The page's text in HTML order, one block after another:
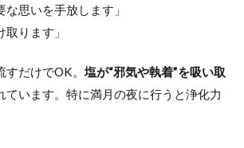
な思いを手放します」
取ります」
すだけでOK。塩が“邪気や執着”を吸い取
ています。特に満月の夜に行うと浄化力